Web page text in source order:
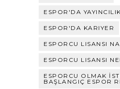
ESPOR'DA YAYINCILIK
ESPOR'DA KARIYER
ESPORCU LISANSI
ESPORCU LISANSI
ESPORCU OLMAK
BAŞLANGIÇ ESPOR